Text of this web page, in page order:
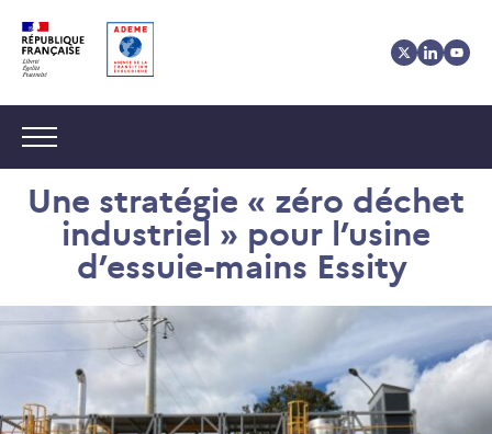
au
contenu
au
menu
des
cookies
Navigation :
Une stratégie « zéro déchet
industriel » pour l’usine
d’essuie-mains Essity